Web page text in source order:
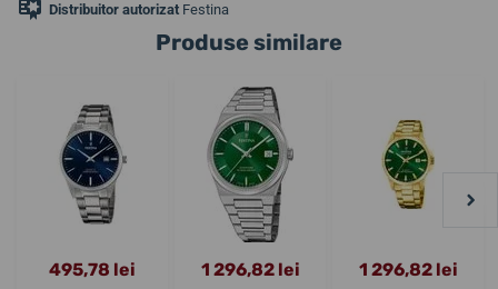
Distribuitor autorizat Festina
Produse similare
495,78 lei 1 296,82 lei 1 296,82 lei